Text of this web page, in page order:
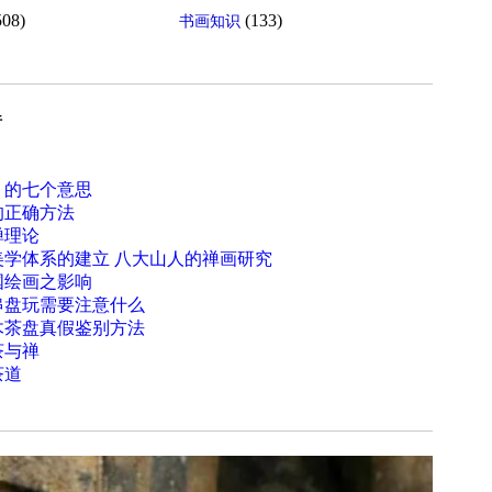
书画知识 (133)
七个意思
正确方法
理论
体系的建立 八大山人的禅画研究
画之影响
玩需要注意什么
盘真假鉴别方法
与禅
道